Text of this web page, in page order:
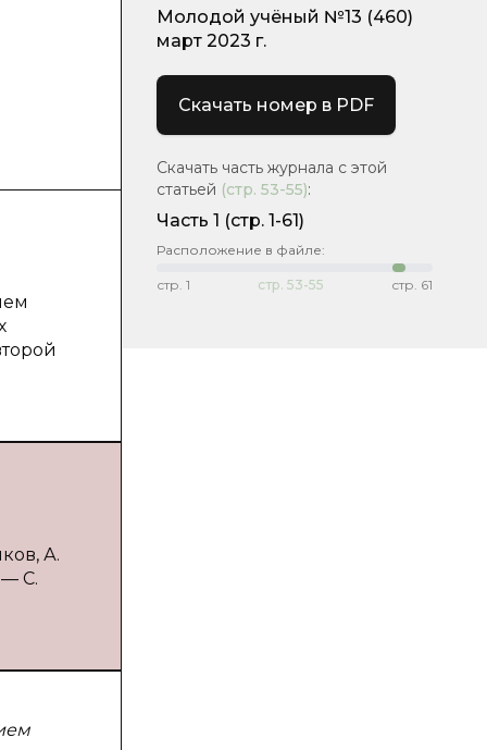
А.
С.
Молодой учёный №13 (460)
март 2023 г.
Скачать номер в PDF
Скачать часть журнала с этой
статьей (стр. 53-55):
Часть 1 (стр. 1-61)
Расположение в файле:
стр. 1 стр. 53-55 стр. 61